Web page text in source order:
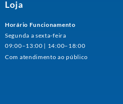
Loja
Horário Funcionamento
Segunda a sexta-feira
09:00–13:00 | 14:00–18:00
Com atendimento ao público